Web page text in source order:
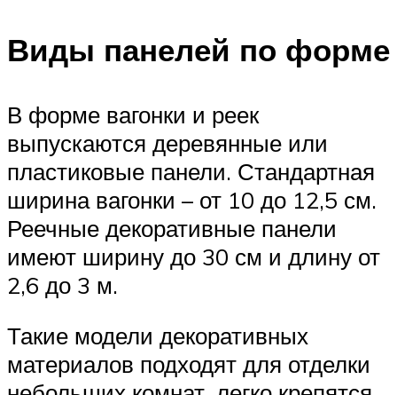
Виды панелей по форме
В форме вагонки и реек
выпускаются деревянные или
пластиковые панели. Стандартная
ширина вагонки – от 10 до 12,5 см.
Реечные декоративные панели
имеют ширину до 30 см и длину от
2,6 до 3 м.
Такие модели декоративных
материалов подходят для отделки